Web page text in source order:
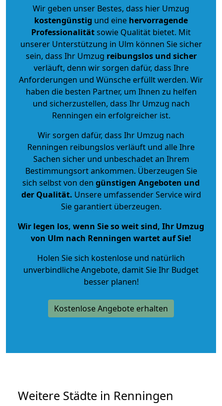
Wir geben unser Bestes, dass hier Umzug
kostengünstig und eine hervorragende
Professionalitätsowie Qualität bietet. Mit
unserer Unterstützung in Ulm können Sie sicher
sein, dass Ihr Umzug reibungslos und sicher
verläuft, denn wir sorgen dafür, dass Ihre
Anforderungen und Wünsche erfüllt werden. Wir
haben die besten Partner, um Ihnen zu helfen
und sicherzustellen, dass Ihr Umzug nach
Renningen ein erfolgreicher ist.
Wir sorgen dafür, dass Ihr Umzug nach
Renningen reibungslos verläuft und alle Ihre
Sachen sicher und unbeschadet an Ihrem
Bestimmungsort ankommen. Überzeugen Sie
sich selbst von den günstigen Angeboten und
der Qualität. Unsere umfassender Service wird
Sie garantiert überzeugen.
Wir legen los, wenn Sie so weit sind, Ihr Umzug
von Ulm nach Renningen wartet auf Sie!
Holen Sie sich kostenlose und natürlich
unverbindliche Angebote, damit Sie Ihr Budget
besser planen!
Kostenlose Angebote erhalten
Weitere Städte in Renningen